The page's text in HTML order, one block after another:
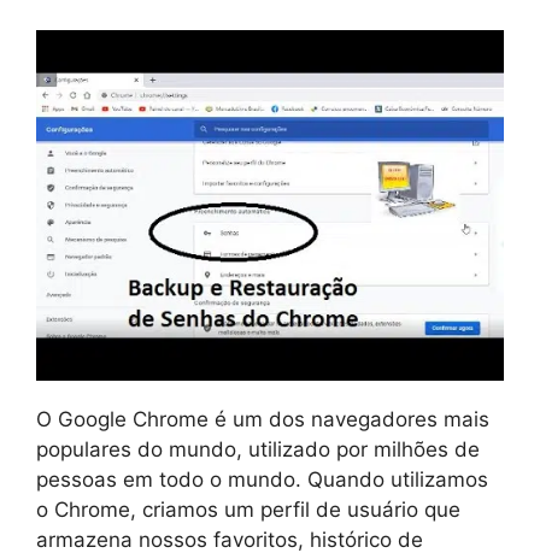
O Google Chrome é um dos navegadores mais
populares do mundo, utilizado por milhões de
pessoas em todo o mundo. Quando utilizamos
o Chrome, criamos um perfil de usuário que
armazena nossos favoritos, histórico de